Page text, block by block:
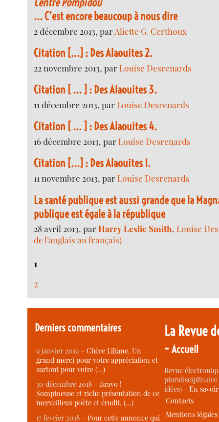
... C’est encore beaucoup à nous dire
2 décembre 2013, parAliette G. Certhoux
Citation [...] : Des Alaouites 2.
22 novembre 2013, parLouise Desrenards
Citation [ ... ] : Des Alaouites 3.
11 décembre 2013, parLouise Desrenards
Citation [ ... ] : Des Alaouites 4.
16 décembre 2013, parLouise Desrenards
Citation [...] : Des Alaouites 1.
11 novembre 2013, parLouise Desrenards
La santé publique est aussi grande que la
publique est égale à la république
28 avril 2013, parHarry Leslie Smith,Louise
de l’anglais au français)
1
2
Derniers commentaires
9 janvier 2019 –Chère Liliane, Un
grand merci pour votre appréciation et
surtout pour votre (…)
30 décembre 2018 –Bravo !
Somptueuse et riche présentation de ce
merveilleux poète et érudit. (…)
17 février 2018 –Pour cette annonce qui
La Revue
-Accueil
Revue
idées) -En
Contacts
Mentions légales